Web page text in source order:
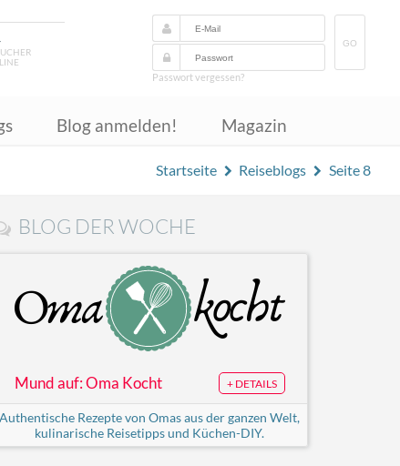
GO
Passwort vergessen?
Blog anmelden! Magazin
Startseite Reiseblogs Seite 8
BLOG DER WOCHE
Mund auf: Oma Kocht + DETAILS
Authentische Rezepte von Omas aus der ganzen Welt,
kulinarische Reisetipps und Küchen-DIY.